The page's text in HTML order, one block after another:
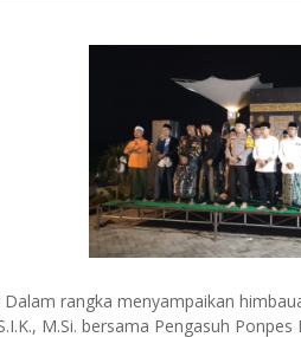
rangka menyampaikan
M.Si. bersama Pengasuh